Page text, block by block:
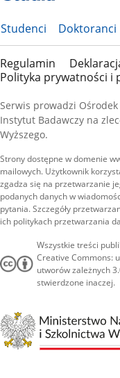
Studenci Doktoranci
Regulamin
Polityka prywatności i
Serwis prowadzi
Instytut Badawczy na
Wyższego.
Strony dostępne w domenie
mailowych. Użytkownik
zgadza się na przetwarzanie
podanych danych w
pytania. Szczegóły
ich politykach przetwarzania
Wszystkie treści
Creative Commons:
utworów zależnych
stwierdzone inaczej.